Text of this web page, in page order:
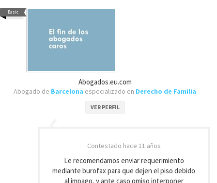
Basic
Abogados.eu.com
Abogado de Barcelona especializado en Derecho de Familia
VER PERFIL
Contestado hace 11 años
Le recomendamos enviar requerimiento
mediante burofax para que dejen el piso debido
al impago, y ante caso omiso interponer